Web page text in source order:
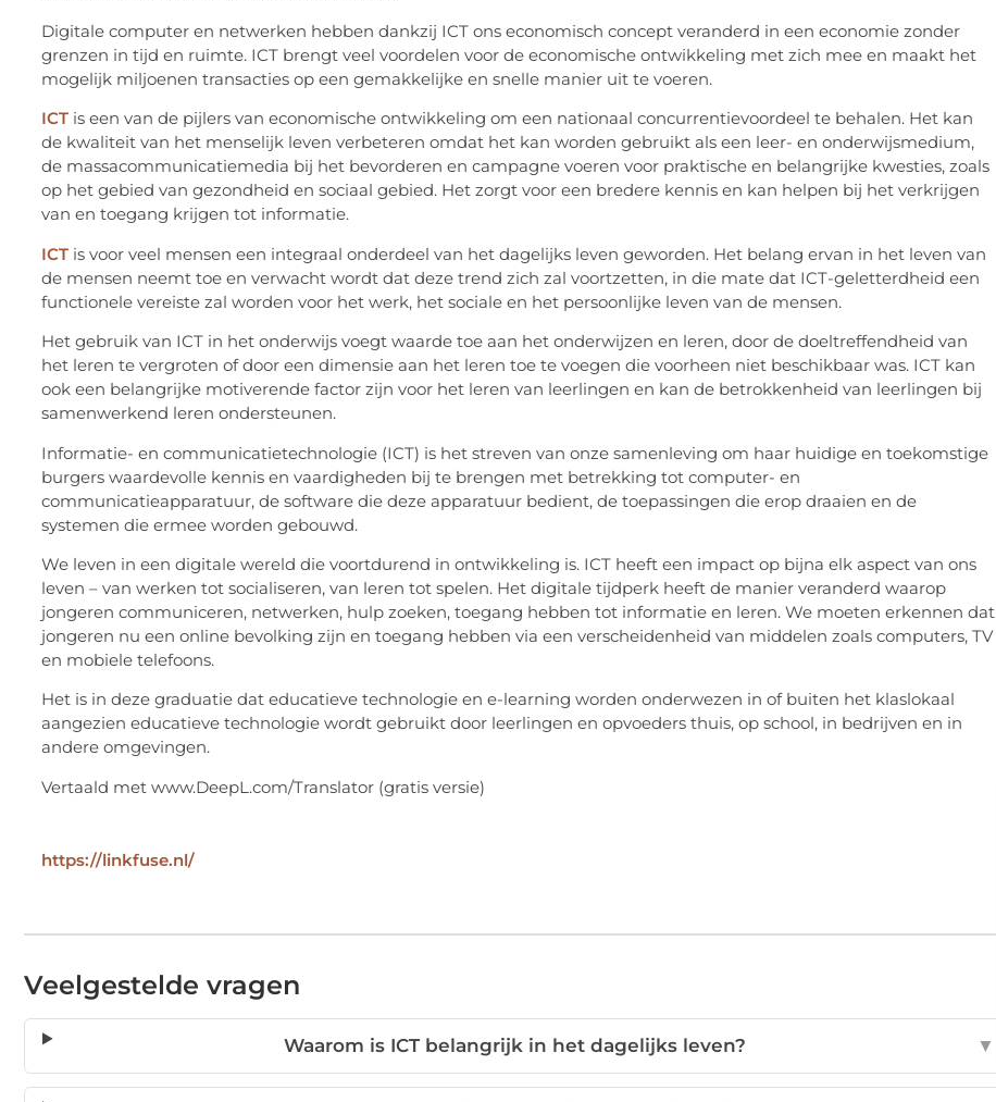
Digitale computer en netwerken hebben dankzij ICT ons economisch concept veranderd in een economie zonder
grenzen in tijd en ruimte. ICT brengt veel voordelen voor de economische ontwikkeling met zich mee en maakt het
mogelijk miljoenen transacties op een gemakkelijke en snelle manier uit te voeren.
ICT is een van de pijlers van economische ontwikkeling om een nationaal concurrentievoordeel te behalen. Het kan
de kwaliteit van het menselijk leven verbeteren omdat het kan worden gebruikt als een leer- en onderwijsmedium,
de massacommunicatiemedia bij het bevorderen en campagne voeren voor praktische en belangrijke kwesties, zoals
op het gebied van gezondheid en sociaal gebied. Het zorgt voor een bredere kennis en kan helpen bij het verkrijgen
van en toegang krijgen tot informatie.
ICT is voor veel mensen een integraal onderdeel van het dagelijks leven geworden. Het belang ervan in het leven van
de mensen neemt toe en verwacht wordt dat deze trend zich zal voortzetten, in die mate dat ICT-geletterdheid een
functionele vereiste zal worden voor het werk, het sociale en het persoonlijke leven van de mensen.
Het gebruik van ICT in het onderwijs voegt waarde toe aan het onderwijzen en leren, door de doeltreffendheid van
het leren te vergroten of door een dimensie aan het leren toe te voegen die voorheen niet beschikbaar was. ICT kan
ook een belangrijke motiverende factor zijn voor het leren van leerlingen en kan de betrokkenheid van leerlingen bij
samenwerkend leren ondersteunen.
Informatie- en communicatietechnologie (ICT) is het streven van onze samenleving om haar huidige en toekomstige
burgers waardevolle kennis en vaardigheden bij te brengen met betrekking tot computer- en
communicatieapparatuur, de software die deze apparatuur bedient, de toepassingen die erop draaien en de
systemen die ermee worden gebouwd.
We leven in een digitale wereld die voortdurend in ontwikkeling is. ICT heeft een impact op bijna elk aspect van ons
leven – van werken tot socialiseren, van leren tot spelen. Het digitale tijdperk heeft de manier veranderd waarop
jongeren communiceren, netwerken, hulp zoeken, toegang hebben tot informatie en leren. We moeten erkennen dat
jongeren nu een online bevolking zijn en toegang hebben via een verscheidenheid van middelen zoals computers, TV
en mobiele telefoons.
Het is in deze graduatie dat educatieve technologie en e-learning worden onderwezen in of buiten het klaslokaal
aangezien educatieve technologie wordt gebruikt door leerlingen en opvoeders thuis, op school, in bedrijven en in
andere omgevingen.
Vertaald met www.DeepL.com/Translator (gratis versie)
https://linkfuse.nl/
Veelgestelde vragen
Waarom is ICT belangrijk in het dagelijks leven? ▼